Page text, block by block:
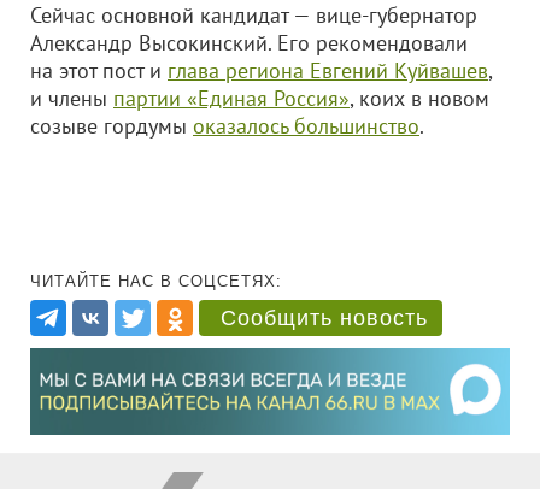
Сейчас основной кандидат — вице-губернатор
Александр Высокинский. Его рекомендовали
на этот пост и глава региона Евгений Куйвашев,
и члены партии «Единая Россия», коих в новом
созыве гордумы оказалось большинство.
ЧИТАЙТЕ НАС В СОЦСЕТЯХ:
Сообщить новость